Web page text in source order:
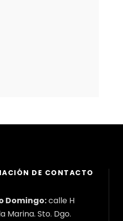
DE CONTACTO
Domingo:calle H
Marina. Sto. Dgo.